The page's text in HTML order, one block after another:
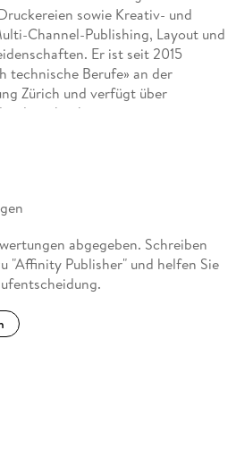
oder szenisches Arbeiten . . . 41
. 51
. . 51
sowie Kreativ- und
Channel-Publishing, Layout und
Er ist seit 2015
technische Berufe» an der
Zürich und verfügt über
datenbankgestützten
abgegeben. Schreiben
"Affinity Publisher" und helfen Sie